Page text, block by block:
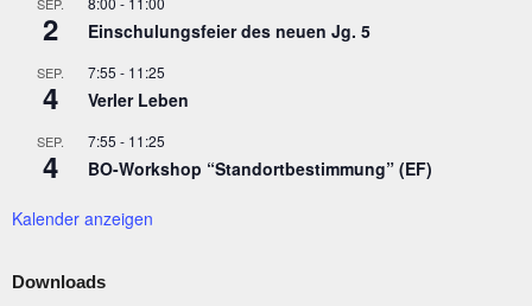
2 Einschulungsfeier des neuen Jg. 5
SEP.
4
7:55 - 11:25
Verler Leben
SEP.
4
7:55 - 11:25
BO-Workshop “Standortbestimmung” (EF)
Kalender anzeigen
Downloads